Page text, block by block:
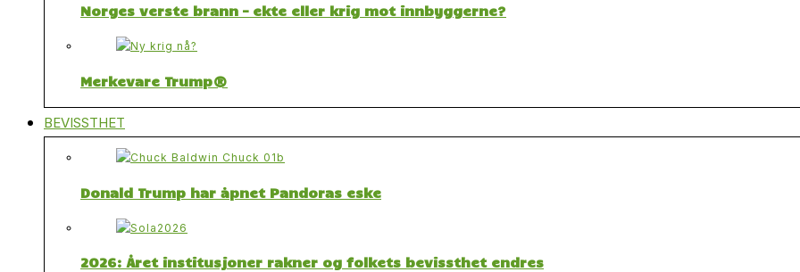
Norges verste brann – ekte eller krig mot innbyggerne?
Merkevare Trump®
BEVISSTHET
Donald Trump har åpnet Pandoras eske
2026: Året institusjoner rakner og folkets bevissthet endres